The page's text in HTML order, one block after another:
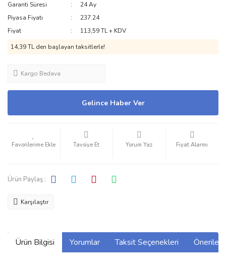
Garanti Süresi
24 Ay
Piyasa Fiyatı
237.24
Fiyat
113,59 TL + KDV
14,39 TL den başlayan taksitlerle!
Kargo Bedava
Gelince Haber Ver
Tavsiye Et Yorum Yaz Fiyat Alarmı
Ürün Paylaş :
Karşılaştır
Ürün Bilgisi Yorumlar Taksit Seçenekleri